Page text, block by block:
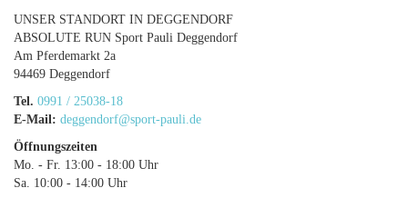
UNSER STANDORT IN DEGGENDORF
ABSOLUTE RUN Sport Pauli Deggendorf
Am Pferdemarkt 2a
94469 Deggendorf
Tel. 0991 / 25038-18
E-Mail: deggendorf@sport-pauli.de
Öffnungszeiten
Mo. - Fr. 13:00 - 18:00 Uhr
Sa. 10:00 - 14:00 Uhr